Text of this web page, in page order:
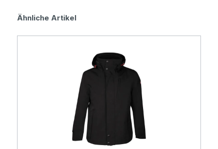
Produktgalerie überspringen
Ähnliche Artikel